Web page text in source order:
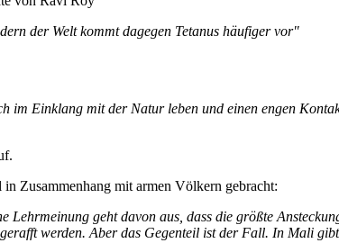
der Welt kommt dagegen Tetanus häufiger vor"
im Einklang mit der Natur leben und einen engen
Zusammenhang mit armen Völkern gebracht:
Lehrmeinung geht davon aus, dass die größte
werden. Aber das Gegenteil ist der Fall. In Mali